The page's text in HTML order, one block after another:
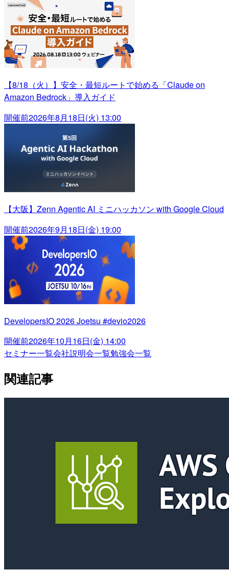
【8/18（火）】安全・最短ルートで始める「Claude on
Amazon Bedrock」導入ガイド
開催前2026年8月18日(火) 13:00
【大阪】Zenn Agentic AI ミニハッカソン with Google Cloud
開催前2026年9月18日(金) 19:00
DevelopersIO 2026 Joetsu #devio2026
開催前2026年10月16日(金) 14:00
セミナー一覧会社説明会一覧勉強会一覧
関連記事